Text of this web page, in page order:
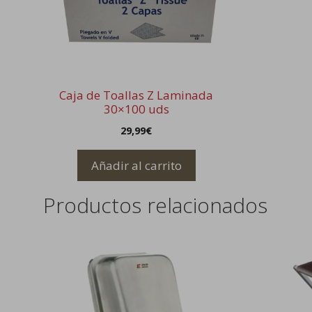
Caja de Toallas Z Laminada
30×100 uds
29,99€
Añadir al carrito
Productos relacionados